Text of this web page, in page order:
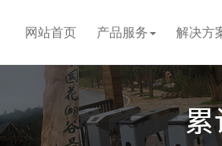
网站首页 产品服务 解决方